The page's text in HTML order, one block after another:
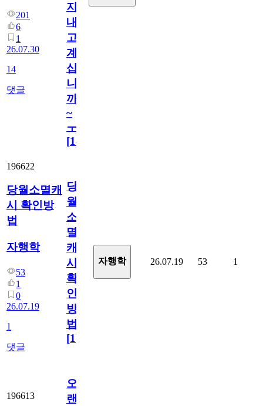
201
6
1
26.07.30
14
댓글
지
내
고
계
십
니
까
~
ㅜ
[14
196622
당월소멸캐
시 확인방
법
자행학
53
1
0
26.07.19
1
댓글
당
월
소
멸
캐
시
확
인
방
법
[1]
자행학 26.07.19 53 1
196613
오
랜